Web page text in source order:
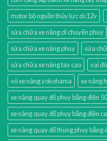
motor bộ nguồn thủy lực dc12v
sửa chữa xe nâng di chuyển phuy
sửa chữa xe nâng phuy
sửa
sửa chữa xe nâng tay cao
vai
vỏ xe nâng yokohama
xe nâng
xe nâng quay đổ phuy bằng điện
xe nâng quay đổ phuy bằng điện
xe nâng quay đổ thùng phuy bằng